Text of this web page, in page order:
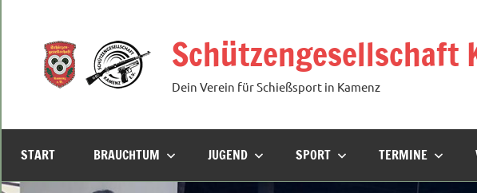
springen
Schützengesellschaft
Dein Verein für Schießsport in Kamenz
START BRAUCHTUM JUGEND SPORT TERMINE